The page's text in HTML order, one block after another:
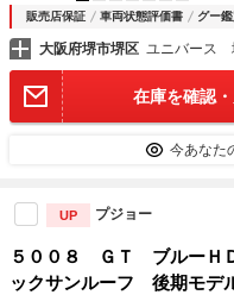
販売店保証 車両状態評価書 グー
大阪府堺市堺区 ユニバース
在庫を確認
今あなた
UP プジョー
５００８ ＧＴ ブルーＨ
ックサンルーフ 後期モ